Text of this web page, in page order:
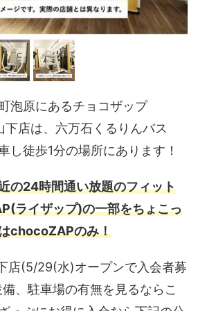
泡原にあるチョコザップ
店は、六万石くるりんバス
し徒歩1分の場所にあります！
の24時間通い放題のフィット
ライザップ)の一部をちょこっ
chocoZAPのみ！
店(5/29(水)オープンで入会者募
、駐車場の有無を見るならこ